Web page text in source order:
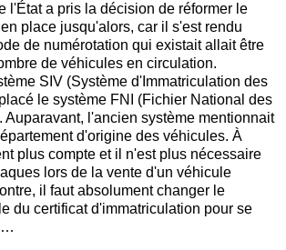
l'État a pris la décision de réformer le
place jusqu'alors, car il s'est rendu
de numérotation qui existait allait être
de véhicules en circulation.
SIV (Système d'Immatriculation des
le système FNI (Fichier National des
Auparavant, l'ancien système mentionnait
d'origine des véhicules. À
plus compte et il n'est plus nécessaire
lors de la vente d'un véhicule
il faut absolument changer le
du certificat d'immatriculation pour se